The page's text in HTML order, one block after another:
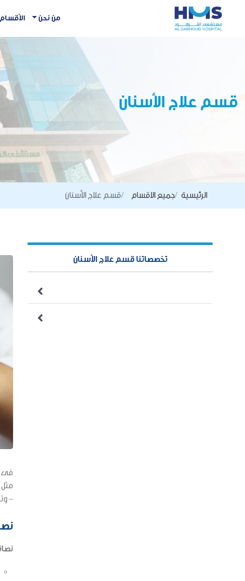
من نحن الأقسام
قسم علاج الأسنان
الرئيسية جميع الاقسام قسم علاج الأسنان
تخصصاتنا قسم علاج الأسنان


فى
مثل
–